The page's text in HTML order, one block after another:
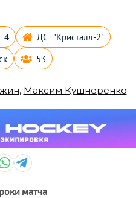
4 ДС "Кристалл-2"
53
, Максим Кушнеренко
матча